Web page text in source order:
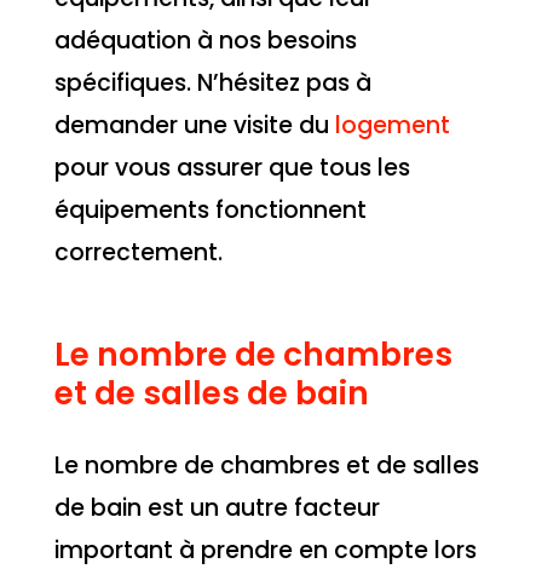
adéquation à nos besoins
spécifiques. N’hésitez pas à
demander une visite du logement
pour vous assurer que tous les
équipements fonctionnent
correctement.
Le nombre de chambres
et de salles de bain
Le nombre de chambres et de salles
de bain est un autre facteur
important à prendre en compte lors